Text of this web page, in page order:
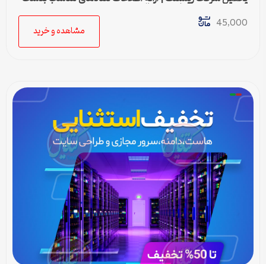
آمده با رویکرد تحیلی تکنیکال
45,000
مشاهده و خرید